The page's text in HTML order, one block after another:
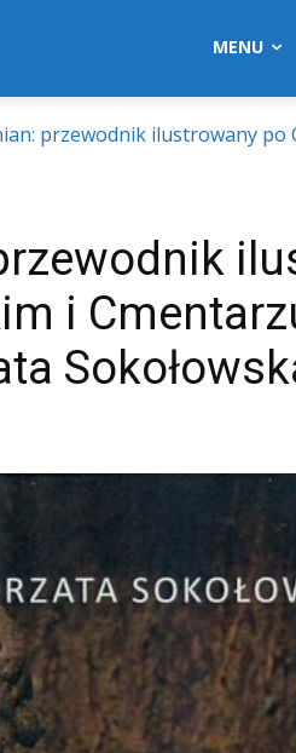
MENU
przewodnik ilustrowany po
i